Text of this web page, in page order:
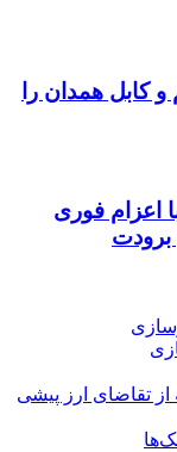
کابل همدان را
اعزام فوری
برودت